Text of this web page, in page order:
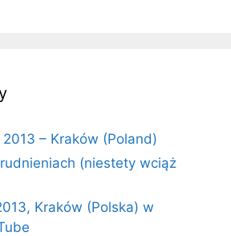
2013 – Kraków (Poland)
(niestety wciąż
Kraków (Polska) w